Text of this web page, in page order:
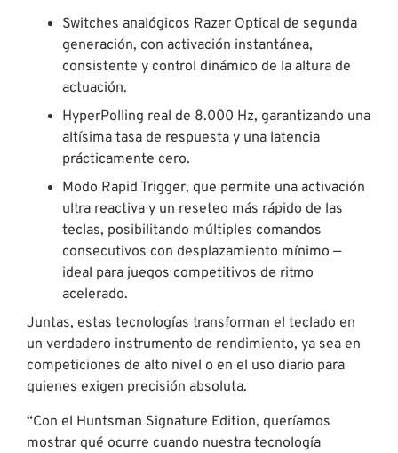
Switches analógicos Razer Optical de segunda
generación, con activación instantánea,
consistente y control dinámico de la altura de
actuación.
HyperPolling real de 8.000 Hz, garantizando una
altísima tasa de respuesta y una latencia
prácticamente cero.
Modo Rapid Trigger, que permite una activación
ultra reactiva y un reseteo más rápido de las
teclas, posibilitando múltiples comandos
consecutivos con desplazamiento mínimo —
ideal para juegos competitivos de ritmo
acelerado.
Juntas, estas tecnologías transforman el teclado en
un verdadero instrumento de rendimiento, ya sea en
competiciones de alto nivel o en el uso diario para
quienes exigen precisión absoluta.
“Con el Huntsman Signature Edition, queríamos
mostrar qué ocurre cuando nuestra tecnología